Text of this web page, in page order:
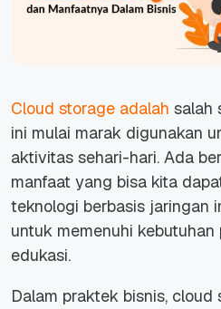
Cloud storage adalah salah
ini mulai marak digunakan
aktivitas sehari-hari. Ada
manfaat yang bisa kita
teknologi berbasis jaringan
untuk memenuhi kebutuhan
edukasi.
Dalam praktek bisnis, cloud